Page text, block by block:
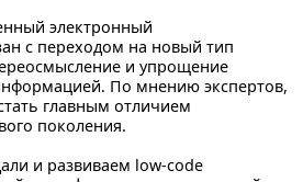
электронный
с переходом на новый тип
и упрощение
По мнению экспертов,
главным отличием
поколения.
и развиваем low-code